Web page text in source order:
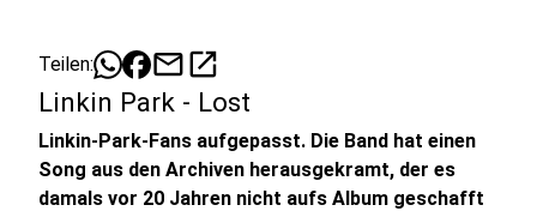
Teilen: mailopen_in_new
Linkin Park - Lost
Linkin-Park-Fans aufgepasst. Die Band hat einen
Song aus den Archiven herausgekramt, der es
damals vor 20 Jahren nicht aufs Album geschafft